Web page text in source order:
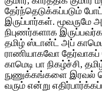
தேர்ந்தெடுக்கப்படும்
இருப்பார்கள்.
நிபுணர்களாக
தமிழ் ஸ்டான்ட் அப்
ராணியாகவோ தேர்வாகப்
காமெடி பா நிகழ்ச்சி,
நுணுக்கங்களை இரவல்
வரும் என்று